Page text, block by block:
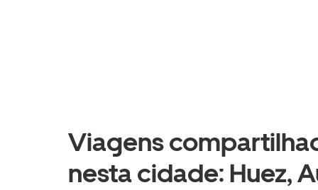
Viagens
nesta cidade: Huez,